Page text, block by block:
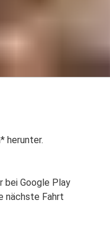
herunter.
bei Google Play
nächste Fahrt